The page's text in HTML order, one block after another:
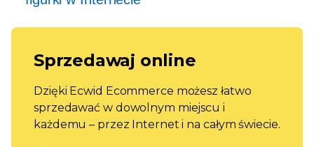
Sprzedawaj online
Dzięki Ecwid Ecommerce możesz łatwo
sprzedawać w dowolnym miejscu i
każdemu – przez Internet i na całym świecie.